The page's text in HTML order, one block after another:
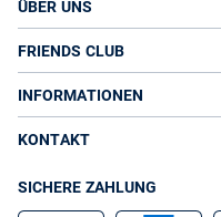
ÜBER UNS
FRIENDS CLUB
INFORMATIONEN
KONTAKT
SICHERE ZAHLUNG